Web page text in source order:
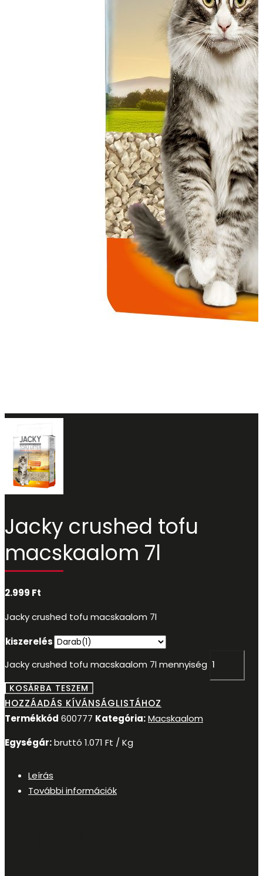
Jacky crushed tofu
macskaalom 7l
2.999 Ft
Jacky crushed tofu macskaalom 7l
kiszerelés
Jacky crushed tofu macskaalom 7l mennyiség
KOSÁRBA TESZEM
HOZZÁADÁS KÍVÁNSÁGLISTÁHOZ
Termékkód 600777 Kategória:Macskaalom
Egységár:bruttó 1.071 Ft / Kg
Leírás
További információk